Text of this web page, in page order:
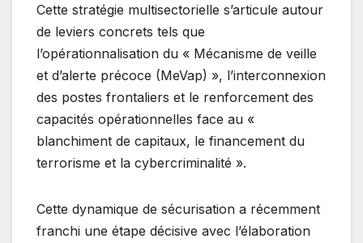
Cette stratégie multisectorielle s’articule autour
de leviers concrets tels que
l’opérationnalisation du « Mécanisme de veille
et d’alerte précoce (MeVap) », l’interconnexion
des postes frontaliers et le renforcement des
capacités opérationnelles face au «
blanchiment de capitaux, le financement du
terrorisme et la cybercriminalité ».
Cette dynamique de sécurisation a récemment
franchi une étape décisive avec l’élaboration